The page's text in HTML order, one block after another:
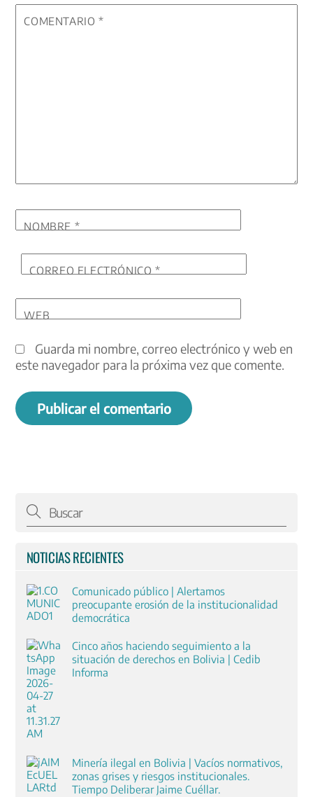
COMENTARIO*
NOMBRE *
CORREO ELECTRÓNICO*
WEB
Guarda mi nombre, correo electrónico y web en
este navegador para la próxima vez que comente.
NOTICIAS RECIENTES
Comunicado público | Alertamos
preocupante erosión de la institucionalidad
democrática
Cinco años haciendo seguimiento a la
situación de derechos en Bolivia | Cedib
Informa
Minería ilegal en Bolivia | Vacíos normativos,
zonas grises y riesgos institucionales.
Tiempo Deliberar Jaime Cuéllar.